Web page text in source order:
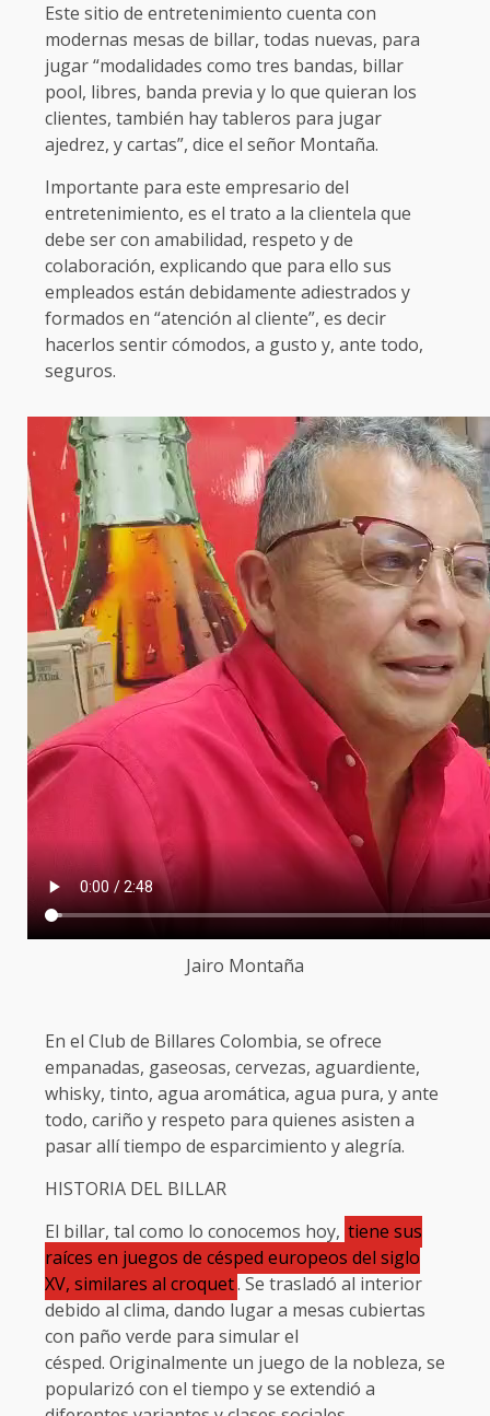
Este sitio de entretenimiento cuenta con
modernas mesas de billar, todas nuevas, para
jugar “modalidades como tres bandas, billar
pool, libres, banda previa y lo que quieran los
clientes, también hay tableros para jugar
ajedrez, y cartas”, dice el señor Montaña.
Importante para este empresario del
entretenimiento, es el trato a la clientela que
debe ser con amabilidad, respeto y de
colaboración, explicando que para ello sus
empleados están debidamente adiestrados y
formados en “atención al cliente”, es decir
hacerlos sentir cómodos, a gusto y, ante todo,
seguros.
Jairo Montaña
En el Club de Billares Colombia, se ofrece
empanadas, gaseosas, cervezas, aguardiente,
whisky, tinto, agua aromática, agua pura, y ante
todo, cariño y respeto para quienes asisten a
pasar allí tiempo de esparcimiento y alegría.
HISTORIA DEL BILLAR
El billar, tal como lo conocemos hoy, tiene sus
raíces en juegos de césped europeos del siglo
XV, similares al croquet. Se trasladó al interior
debido al clima, dando lugar a mesas cubiertas
con paño verde para simular el
césped. Originalmente un juego de la nobleza, se
popularizó con el tiempo y se extendió a